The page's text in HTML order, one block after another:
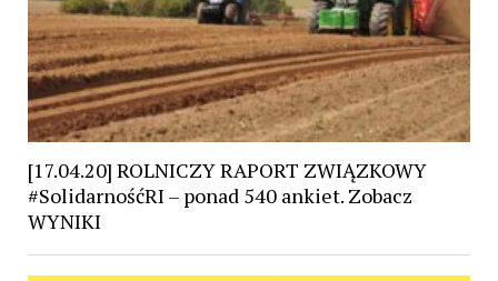
[17.04.20] ROLNICZY RAPORT ZWIĄZKOWY
#SolidarnośćRI – ponad 540 ankiet. Zobacz
WYNIKI